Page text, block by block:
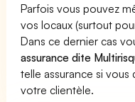
Parfois vous pouvez
vos locaux (surtout
Dans ce dernier cas
assurance dite
telle assurance si
votre clientèle.